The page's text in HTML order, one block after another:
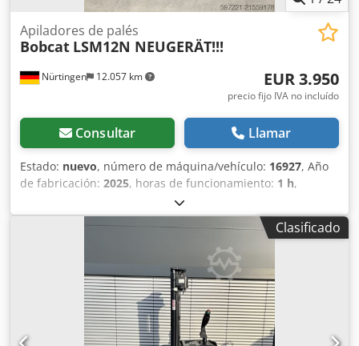
de vehículos de todo tipo.----
Nürtingen 12.057 km
Apiladores de palés
Bobcat LSM12N NEUGERÄT!!!
EUR 3.950
precio fijo IVA no incluído
Consultar Llamar
Estado: nuevo, número de máquina/vehículo: 16927, Año
de fabricación: 2025, horas de funcionamiento: 1 h,
1.200 kg, altura de elevación:
mm, centro de carga:600 mm, tipo de combustible:
, altura de construcción:
24 V, longitud de la
, peso total: 576 kg, 5108763 Codpfx
Aieyv S Rmsljha Número de serie: OBWNL-003130
Especificaciones de la batería: 24 V, 60 Ah.
Clasificado